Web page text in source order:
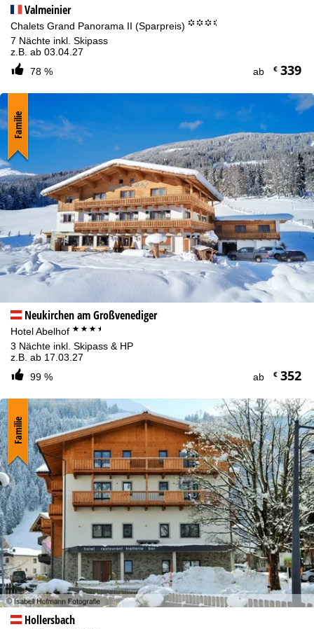
Valmeinier
Chalets Grand Panorama II (Sparpreis) °°°.
7 Nächte inkl. Skipass
z.B. ab 03.04.27
78 %
ab €339
Neukirchen am Großvenediger
Hotel Abelhof ***+
3 Nächte inkl. Skipass & HP
z.B. ab 17.03.27
99 %
ab €352
Familie
Hollersbach
Familie